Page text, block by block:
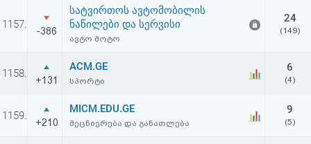
1157.
-386
სატვირთოს ავტომობილის
ნაწილები და სერვისი
ავტო მოტო
24
(149)
1158.
+131
ACM.GE
სპორტი
6
(4)
1159.
+210
MICM.EDU.GE
მეცნიერება და განათლება
9
(5)